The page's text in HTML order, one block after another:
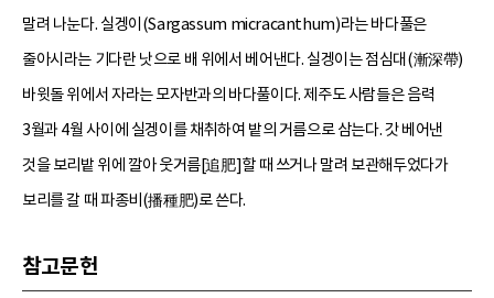
말려 나눈다. 실겡이(Sargassum micracanthum)라는 바다풀은
줄아시라는 기다란 낫으로 배 위에서 베어낸다. 실겡이는 점심대(漸深帶)
바윗돌 위에서 자라는 모자반과의 바다풀이다. 제주도 사람들은 음력
3월과 4월 사이에 실겡이를 채취하여 밭의 거름으로 삼는다. 갓 베어낸
것을 보리밭 위에 깔아 웃거름[追肥]할 때 쓰거나 말려 보관해두었다가
보리를 갈 때 파종비(播種肥)로 쓴다.
참고문헌